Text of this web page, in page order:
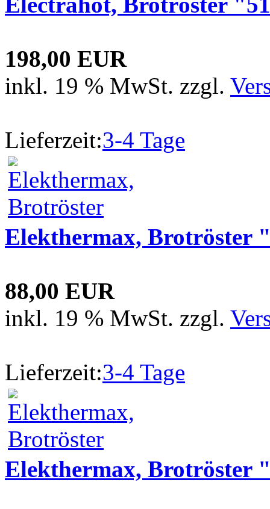
198,00 EUR
inkl. 19 % MwSt. zzgl.
Lieferzeit:3-4 Tage
Elekthermax, Brotröster
88,00 EUR
inkl. 19 % MwSt. zzgl.
Lieferzeit:3-4 Tage
Elekthermax, Brotröster